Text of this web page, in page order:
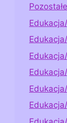
Pozostałe